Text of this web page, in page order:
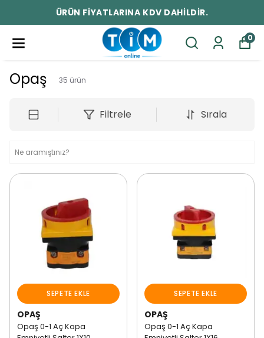
ÜRÜN FİYATLARINA KDV DAHİLDİR.
0
Opaş 35 ürün
Filtrele Sırala
SEPETE EKLE
OPAŞ
Opaş 0-1 Aç Kapa
SEPETE EKLE
OPAŞ
Opaş 0-1 Aç Kapa